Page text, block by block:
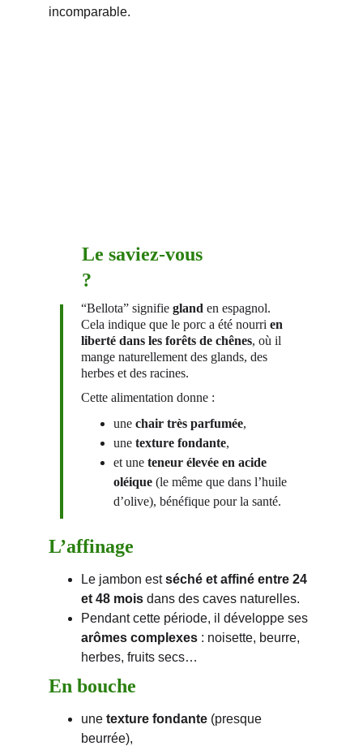
incomparable.
Le saviez-vous
?
“Bellota” signifie gland en espagnol.
Cela indique que le porc a été nourri en
liberté dans les forêts de chênes, où il
mange naturellement des glands, des
herbes et des racines.
Cette alimentation donne :
une chair très parfumée,
une texture fondante,
et une teneur élevée en acide
oléique (le même que dans l’huile
d’olive), bénéfique pour la santé.
L’affinage
Le jambon est séché et affiné entre 24
et 48 mois dans des caves naturelles.
Pendant cette période, il développe ses
arômes complexes : noisette, beurre,
herbes, fruits secs…
En bouche
une texture fondante (presque
beurrée),